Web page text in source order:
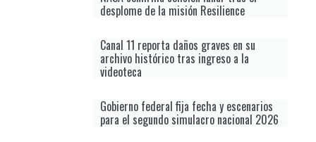
desplome de la misión Resilience
Canal 11 reporta daños graves en su
archivo histórico tras ingreso a la
videoteca
Gobierno federal fija fecha y escenarios
para el segundo simulacro nacional 2026